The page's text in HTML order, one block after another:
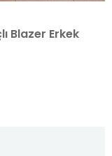
Blazer Erkek